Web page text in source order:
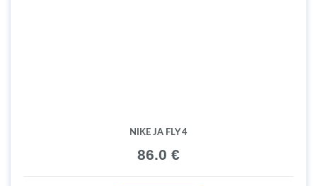
NIKE JA FLY 4
86.0 €